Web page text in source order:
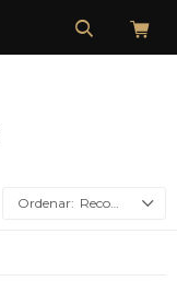
Recomendados